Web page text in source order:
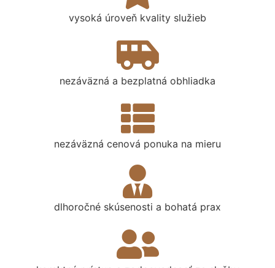
vysoká úroveň kvality služieb
nezáväzná a bezplatná obhliadka
nezáväzná cenová ponuka na mieru
dlhoročné skúsenosti a bohatá prax